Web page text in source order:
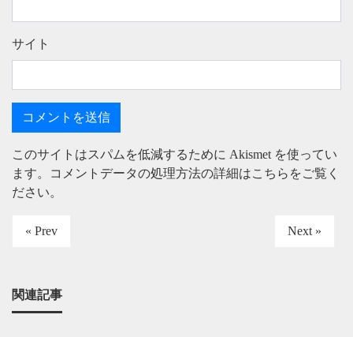
サイト
このサイトはスパムを低減するために Akismet を使ってい
ます。
コメントデータの処理方法の詳細はこちらをご覧く
ださい。
« Prev Next »
関連記事